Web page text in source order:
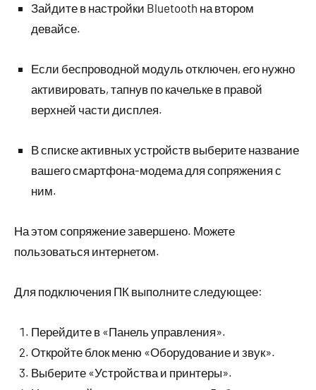
Зайдите в настройки Bluetooth на втором
девайсе.
Если беспроводной модуль отключен, его нужно
активировать, тапнув по качельке в правой
верхней части дисплея.
В списке активных устройств выберите название
вашего смартфона-модема для сопряжения с
ним.
На этом сопряжение завершено. Можете
пользоваться интернетом.
Для подключения ПК выполните следующее:
Перейдите в «Панель управления».
Откройте блок меню «Оборудование и звук».
Выберите «Устройства и принтеры».